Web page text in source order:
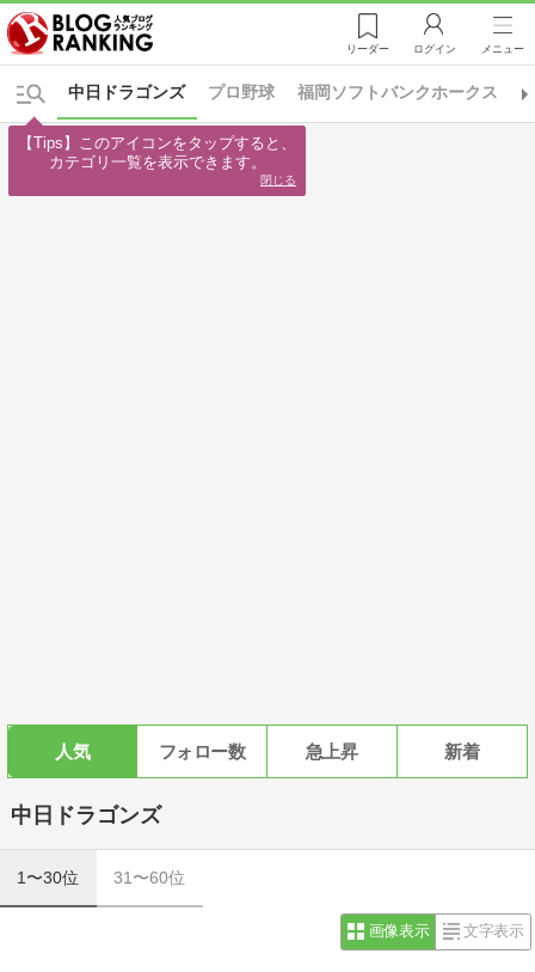
リーダー ログイン メニュー
プロ野球 福岡ソフトバンクホークス
中日ドラゴンズ
人気 フォロー数 急上昇 新着
中日ドラゴンズ
1〜30位 31〜60位
画像表示 文字表示
【Tips】このアイコンをタップすると、
カテゴリ一覧を表示できます。
閉じる